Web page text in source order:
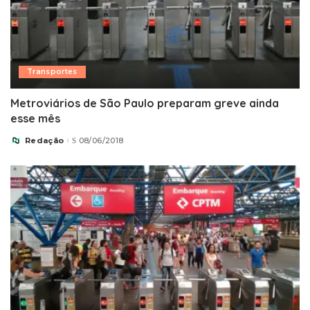
Transportes
Metroviários de São Paulo preparam greve ainda
esse mês
Posted
Redação 08/06/2018